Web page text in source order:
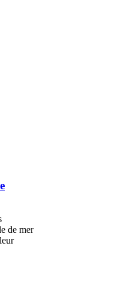
de mer